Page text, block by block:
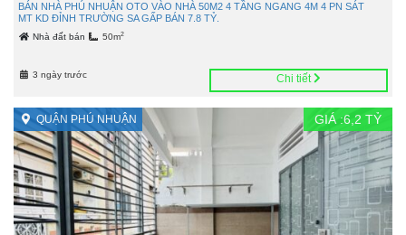
BÁN NHÀ PHÚ NHUẬN OTO VÀO NHÀ 50M2 4 TẦNG NGANG 4M 4 PN SÁT
MT KD ĐỈNH TRƯỜNG SA GẤP BÁN 7.8 TỶ.
Nhà đất bán 50m2
3 ngày trước Chi tiết
QUẬN PHÚ NHUẬN GIÁ :6,2 TỶ